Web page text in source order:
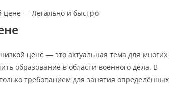
цене — это актуальная тема для многих
образование в области военного дела. В
требованием для занятия определённых